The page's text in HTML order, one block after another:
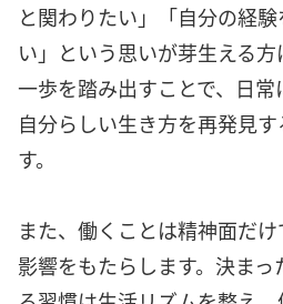
と関わりたい」「自分の経
い」という思いが芽生える
一歩を踏み出すことで、日常
自分らしい生き方を再発見
す。
また、働くことは精神面だ
影響をもたらします。決ま